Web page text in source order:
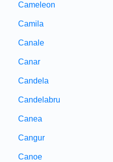
Cameleon
Camila
Canale
Canar
Candela
Candelabru
Canea
Cangur
Canoe